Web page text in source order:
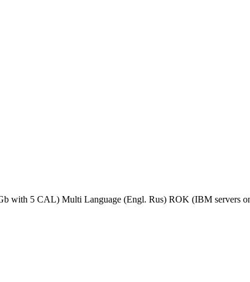
with 5 CAL) Multi Language (Engl. Rus) ROK (IBM servers